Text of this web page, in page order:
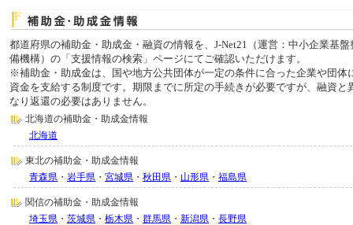
都道府県の補助金・助成金・融資の情報を、J-Net21（運営：中小企業基盤
備機構）の「支援情報の検索」ページにてご確認いただけます。
※補助金・助成金は、国や地方公共団体が一定の条件に合った企業や団体
資金を支給する制度です。期限までに所定の手続きが必要ですが、融資と
なり返還の必要はありません。
北海道の補助金・助成金情報
北海道
東北の補助金・助成金情報
青森県 ・ 岩手県 ・ 宮城県 ・ 秋田県 ・ 山形県 ・ 福島県
関信の補助金・助成金情報
埼玉県 ・ 茨城県 ・ 栃木県 ・ 群馬県 ・ 新潟県 ・ 長野県